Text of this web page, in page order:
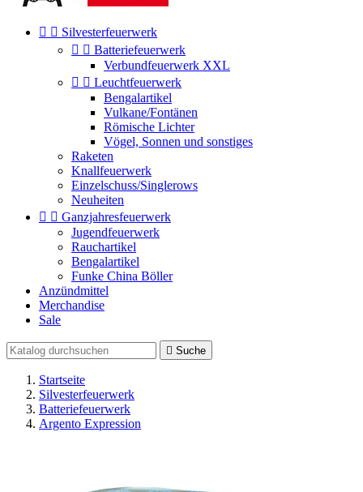
  Silvesterfeuerwerk
  Batteriefeuerwerk
Verbundfeuerwerk XXL
  Leuchtfeuerwerk
Bengalartikel
Vulkane/Fontänen
Römische Lichter
Vögel, Sonnen und sonstiges
Raketen
Knallfeuerwerk
Einzelschuss/Singlerows
Neuheiten
  Ganzjahresfeuerwerk
Jugendfeuerwerk
Rauchartikel
Bengalartikel
Funke China Böller
Anzündmittel
Merchandise
Sale
 Suche
Startseite
Silvesterfeuerwerk
Batteriefeuerwerk
Argento Expression